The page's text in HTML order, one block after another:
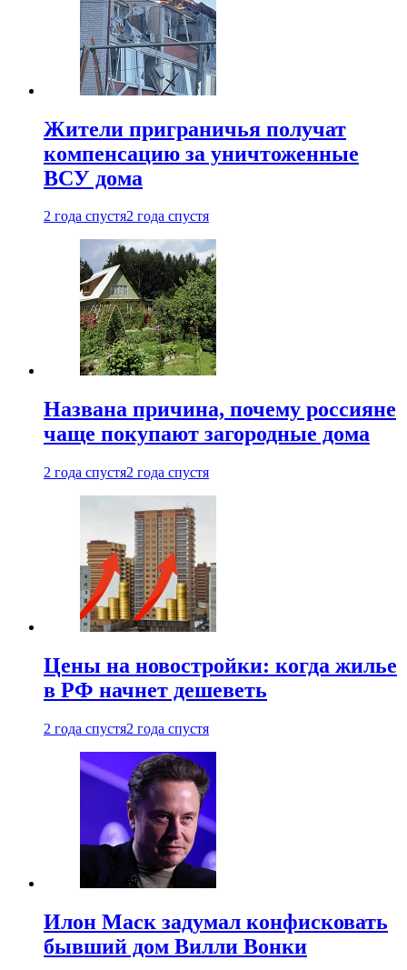
Жители приграничья получат
компенсацию за уничтоженные
ВСУ дома
2 года спустя2 года спустя
Названа причина, почему россияне
чаще покупают загородные дома
2 года спустя2 года спустя
Цены на новостройки: когда жилье
в РФ начнет дешеветь
2 года спустя2 года спустя
Илон Маск задумал конфисковать
бывший дом Вилли Вонки